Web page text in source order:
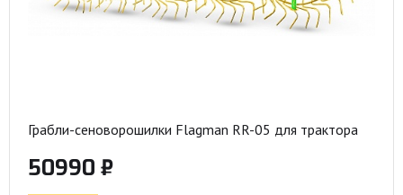
Грабли-сеноворошилки Flagman RR-05 для трактора
50990 ₽